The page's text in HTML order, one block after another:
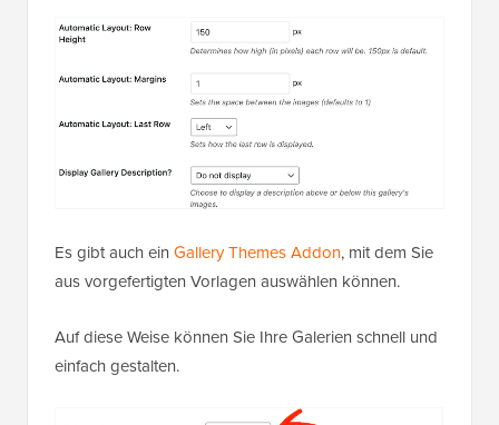
Es gibt auch ein Gallery Themes Addon, mit dem Sie
aus vorgefertigten Vorlagen auswählen können.
Auf diese Weise können Sie Ihre Galerien schnell und
einfach gestalten.